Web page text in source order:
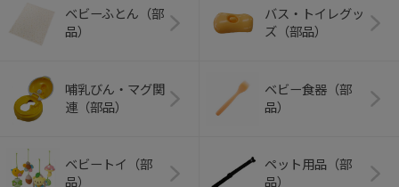
ベビーふとん（部
品）
バス・トイレグッ
ズ（部品）
哺乳びん・マグ関
連（部品）
ベビー食器（部
品）
ベビートイ（部
品）
ペット用品（部
品）